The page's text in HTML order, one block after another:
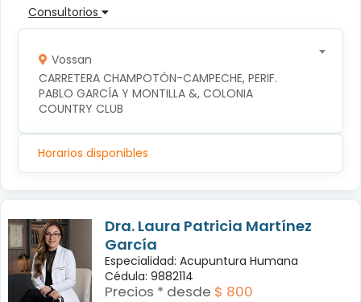
Consultorios
Vossan
CARRETERA CHAMPOTÓN-CAMPECHE, PERIF.
PABLO GARCÍA Y MONTILLA &, COLONIA
COUNTRY CLUB
Horarios disponibles
Dra. Laura Patricia Martínez
García
Especialidad: Acupuntura Humana
Cédula: 9882114
Precios * desde $ 800